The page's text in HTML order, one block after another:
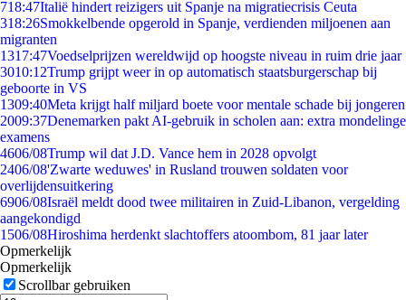
718:47Italië hindert reizigers uit Spanje na migratiecrisis Ceuta
318:26Smokkelbende opgerold in Spanje, verdienden miljoenen aan
migranten
1317:47Voedselprijzen wereldwijd op hoogste niveau in ruim drie jaar
3010:12Trump grijpt weer in op automatisch staatsburgerschap bij
geboorte in VS
1309:40Meta krijgt half miljard boete voor mentale schade bij jongeren
2009:37Denemarken pakt AI-gebruik in scholen aan: extra mondelinge
examens
4606/08Trump wil dat J.D. Vance hem in 2028 opvolgt
2406/08'Zwarte weduwes' in Rusland trouwen soldaten voor
overlijdensuitkering
6906/08Israël meldt dood twee militairen in Zuid-Libanon, vergelding
aangekondigd
1506/08Hiroshima herdenkt slachtoffers atoombom, 81 jaar later
Opmerkelijk
Opmerkelijk
Scrollbar gebruiken